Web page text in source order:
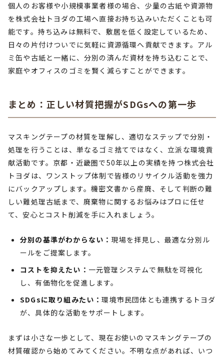
個人のお客様や小規模事業者様の場合、少量の古紙や資源物
を株式会社トヨダの工場へ直接お持ち込みいただくことも可
能です。持ち込みは無料で、敷居を低く設定しているため、
日々の片付けついでに気軽に資源循環へ貢献できます。アル
ミ缶や古紙と一緒に、分別の済んだ資材を持ち込むことで、
家庭やオフィスのゴミを賢く減らすことができます。
まとめ：正しい材質把握がSDGsへの第一歩
マスキングテープの材質を理解し、適切なステップで分別・
処理を行うことは、単なるゴミ捨てではなく、立派な環境貢
献活動です。京都・近畿圏で50年以上の実績を持つ株式会社
トヨダは、ワンストップ体制で皆様のリサイクル活動を強力
にバックアップします。機密文書から産廃、そして判断の難
しい難処理古紙まで、廃棄物に関するお悩みはプロに任せ
て、安心とコスト削減を手に入れましょう。
分別の基準がわからない： 現場を拝見し、最適な分別ル
ールをご提案します。
コストを抑えたい： 一元管理システムで無駄を可視化
し、有価物化を促進します。
SDGsに取り組みたい：環境市民団体とも連携するトヨダ
が、具体的な活動をサポートします。
まずは小さな一歩として、現在お使いのマスキングテープの
材質確認から始めてみてください。不明な点があれば、いつ